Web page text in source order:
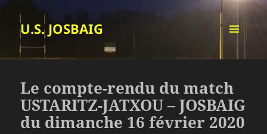
U.S. JOSBAIG
ET
Le compte-rendu du match
USTARITZ-JATXOU – JOSBAIG
du dimanche 16 février 2020